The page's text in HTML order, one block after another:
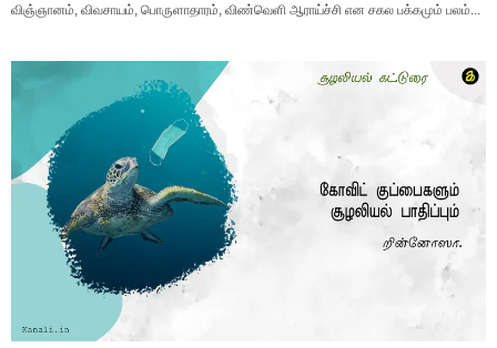
விஞ்ஞானம், விவசாயம், பொருளாதாரம், விண்வெளி ஆராய்ச்சி என சகல பக்கமும் பலம்...